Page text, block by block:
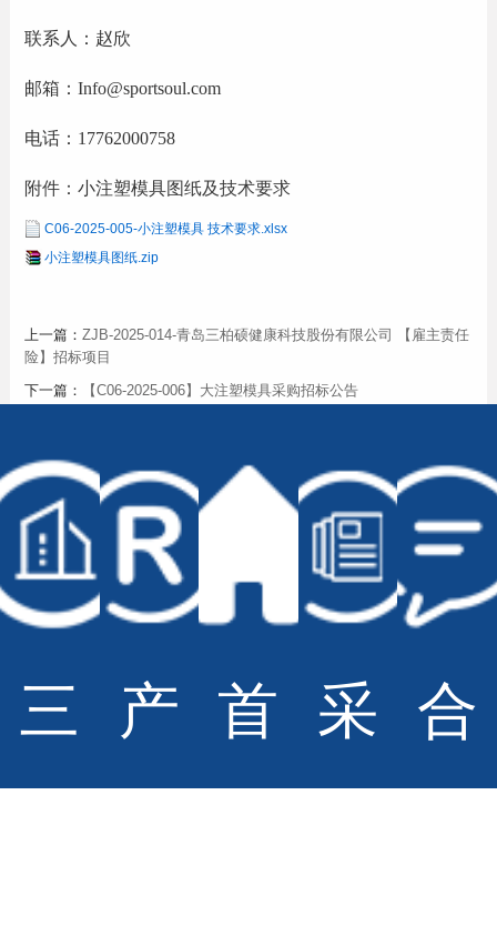
联系人：赵欣
邮箱： Info@sportsoul.com
电话：17762000758
附件： 小注塑模具图纸及技术要求
C06-2025-005-小注塑模具 技术要求.xlsx
小注塑模具图纸.zip
上一篇： ZJB-2025-014-青岛三柏硕健康科技股份有限公司 【雇主责任
险】招标项目
下一篇：
【C06-2025-006】大注塑模具采购招标公告
© Copyright Sportsoul Co.,Ltd All Rights Reserved
备案号：鲁ICP备20028210号-2
三
产 首
采
合